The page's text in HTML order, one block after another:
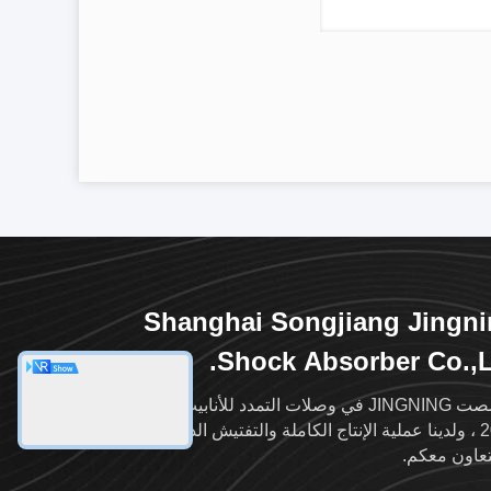
Shanghai Songjiang
Shock Absorber
تخصصت JINGNING في وصلات التمدد للأنابيب منذ عام
2004 ، ولدينا عملية الإنتاج الكاملة والتفتيش الدقيق ، ونأمل
معكم.